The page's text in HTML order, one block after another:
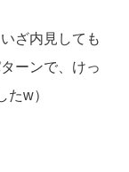
ざ内見しても
ーンで、けっ
w）